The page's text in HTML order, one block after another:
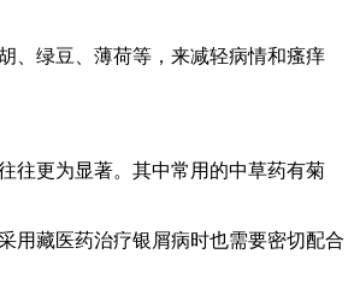
、绿豆、薄荷等，来减轻病情和瘙痒
往更为显著。其中常用的中草药有菊
用藏医药治疗银屑病时也需要密切配合